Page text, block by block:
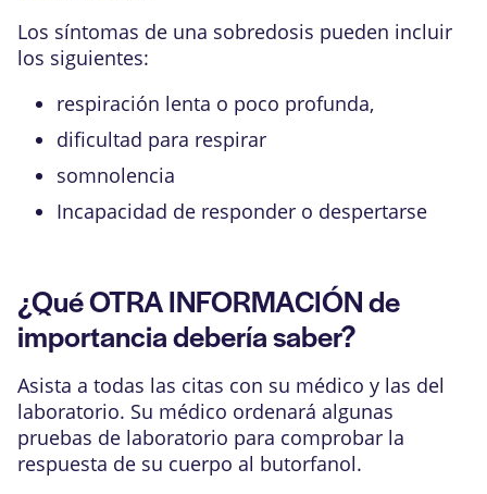
Los síntomas de una sobredosis pueden incluir
los siguientes:
respiración lenta o poco profunda,
dificultad para respirar
somnolencia
Incapacidad de responder o despertarse
¿Qué OTRA INFORMACIÓN de
importancia debería saber?
Asista a todas las citas con su médico y las del
laboratorio. Su médico ordenará algunas
pruebas de laboratorio para comprobar la
respuesta de su cuerpo al butorfanol.